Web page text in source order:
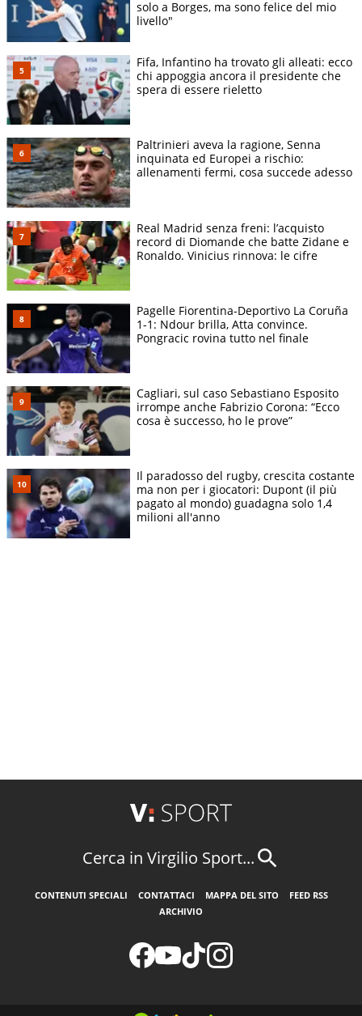
solo a Borges, ma sono felice del mio
livello"
Fifa, Infantino ha trovato gli alleati: ecco
chi appoggia ancora il presidente che
spera di essere rieletto
Paltrinieri aveva la ragione, Senna
inquinata ed Europei a rischio:
allenamenti fermi, cosa succede adesso
Real Madrid senza freni: l’acquisto
record di Diomande che batte Zidane e
Ronaldo. Vinicius rinnova: le cifre
Pagelle Fiorentina-Deportivo La Coruña
1-1: Ndour brilla, Atta convince.
Pongracic rovina tutto nel finale
Cagliari, sul caso Sebastiano Esposito
irrompe anche Fabrizio Corona: “Ecco
cosa è successo, ho le prove”
Il paradosso del rugby, crescita costante
ma non per i giocatori: Dupont (il più
pagato al mondo) guadagna solo 1,4
milioni all'anno
Cerca in Virgilio Sport...
CONTENUTI SPECIALI CONTATTACI MAPPA DEL SITO
FEED RSS
ARCHIVIO